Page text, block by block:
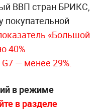
ВВП стран БРИКС,
покупательной
«Большой
40%
— менее 29%.
в режиме
в разделе